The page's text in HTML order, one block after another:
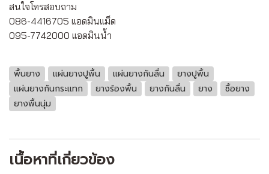
สนใจโทรสอบถาม
086-4416705 เเอดมินเเม็ด
095-7742000 เเอดมินน้ำ
พื้นยาง เเผ่นยางปูพื้น เเผ่นยางกันลื่น
ยางปูพื้น
เเผ่นยางกันกระเเทก
ยางร้องพื้น ยางกันลื่น ยาง
ซื้อยาง
ยางพื้นนุ่ม
เนื้อหาที่เกี่ยวข้อง